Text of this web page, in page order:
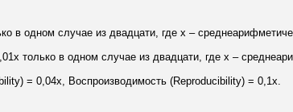
в одном случае из двадцати, где х –
только в одном случае из двадцати, где х –
= 0,04х, Воспроизводимость (Reproducibility) = 0,1х.